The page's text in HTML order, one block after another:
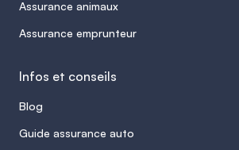
Assurance animaux
Assurance emprunteur
Infos et conseils
Blog
Guide assurance auto